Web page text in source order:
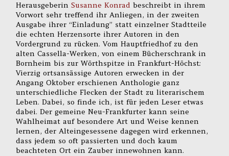
HerausgeberinSusanne Konrad beschreibt in ihrem
Vorwort sehr treffend ihr Anliegen, in der zweiten
Ausgabe ihrer “Einladung” statt einzelner Stadtteile
die echten Herzensorte ihrer Autoren in den
Vordergrund zu rücken. Vom Hauptfriedhof zu den
alten Cassella-Werken, von einem Bücherschrank in
Bornheim bis zur Wörthspitze in Frankfurt-Höchst:
Vierzig ortsansässige Autoren erwecken in der
Angang Oktober erschienen Anthologie ganz
unterschiedliche Flecken der Stadt zu literarischem
Leben. Dabei, so finde ich, ist für jeden Leser etwas
dabei. Der gemeine Neu-Frankfurter kann seine
Wahlheimat auf besondere Art und Weise kennen
lernen, der Alteingesessene dagegen wird erkennen,
dass jedem so oft passierten und doch kaum
beachteten Ort ein Zauber innewohnen kann.